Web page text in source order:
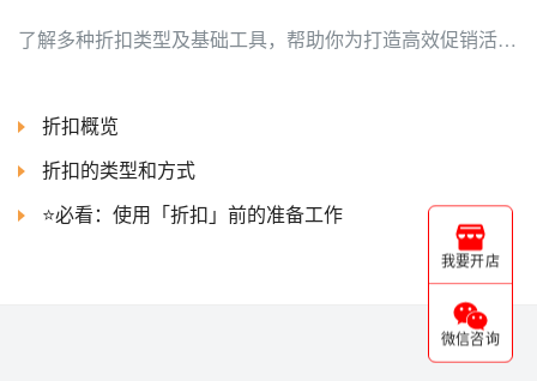
了解多种折扣类型及基础工具，帮助你为打造高效促销活动奠定坚实基础。
折扣概览
折扣的类型和方式
⭐必看：使用「折扣」前的准备工作
我要开店
微信咨询